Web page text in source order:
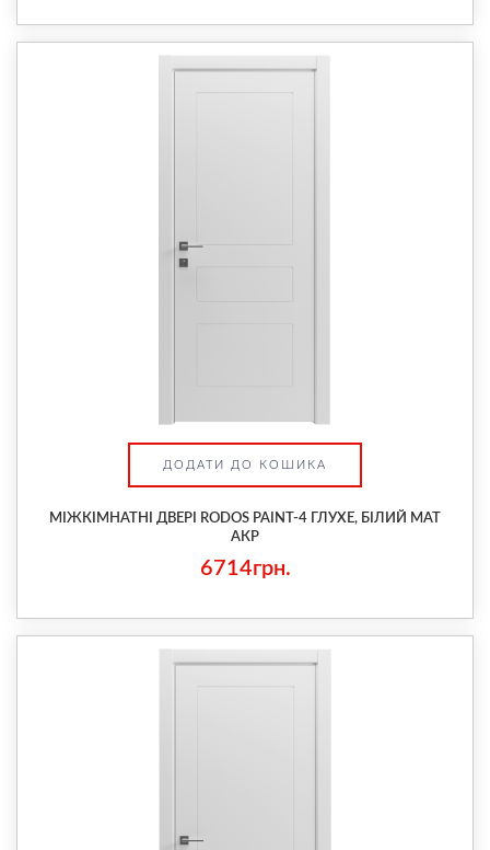
ДОДАТИ ДО КОШИКА
МІЖКІМНАТНІ ДВЕРІ RODOS PAINT-4 ГЛУХЕ, БІЛИЙ МАТ
АКР
6714грн.